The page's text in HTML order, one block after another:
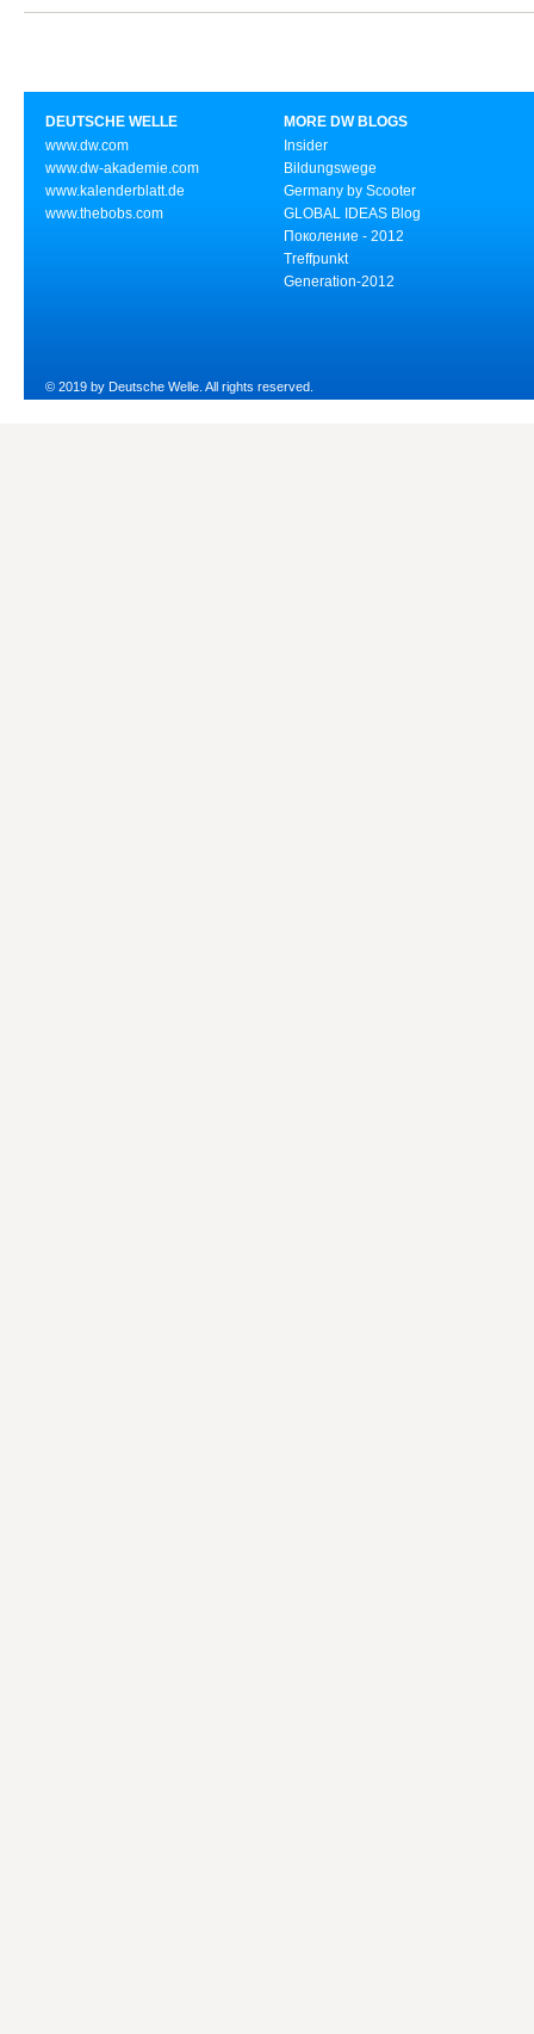
DEUTSCHE WELLE
www.dw.com
www.dw-akademie.com
www.kalenderblatt.de
www.thebobs.com
MORE DW BLOGS
Insider
Bildungswege
Germany by Scooter
GLOBAL IDEAS Blog
Поколение - 2012
Treffpunkt
Generation-2012
© 2019 by Deutsche Welle. All rights reserved.